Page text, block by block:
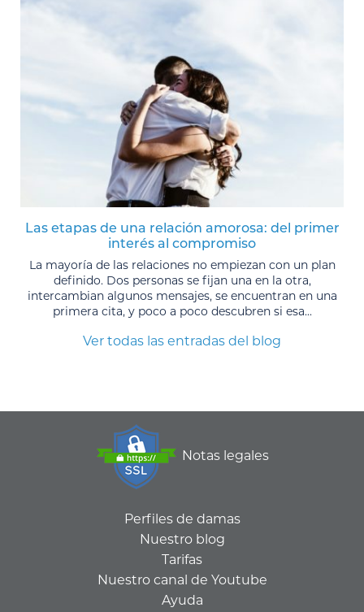
Las etapas de una relación amorosa: del primer
interés al compromiso
La mayoría de las relaciones no empiezan con un plan
definido. Dos personas se fijan una en la otra,
intercambian algunos mensajes, se encuentran en una
primera cita, y poco a poco descubren si esa...
Ver todas las entradas del blog
Notas legales
Perfiles de damas
Nuestro blog
Tarifas
Nuestro canal de Youtube
Ayuda